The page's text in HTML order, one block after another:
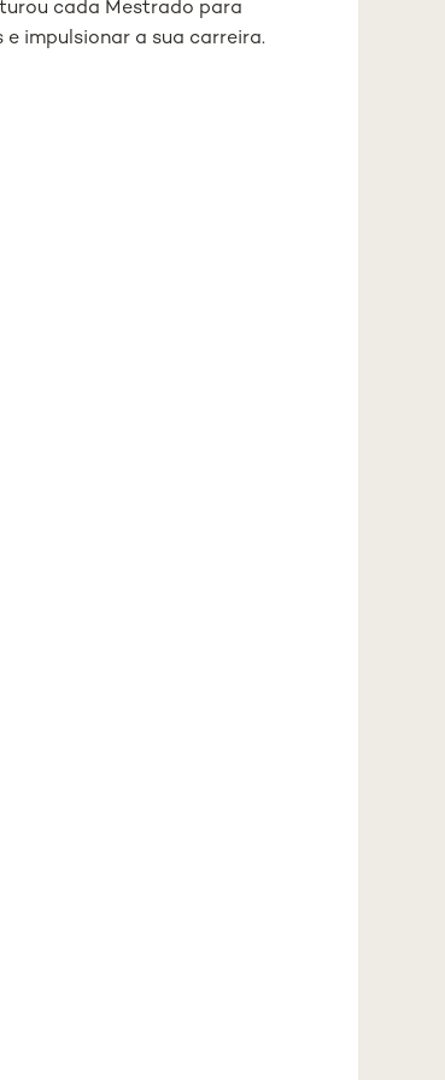
cada Mestrado para
impulsionar a sua carreira.